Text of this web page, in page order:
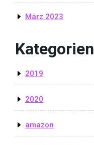
März 2023
Kategorien
2019
2020
amazon